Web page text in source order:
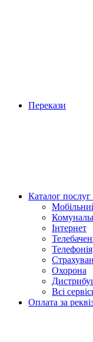
Перекази
Каталог послуг
Інтернет
Телефонія
Охорона
Всі
Оплата за